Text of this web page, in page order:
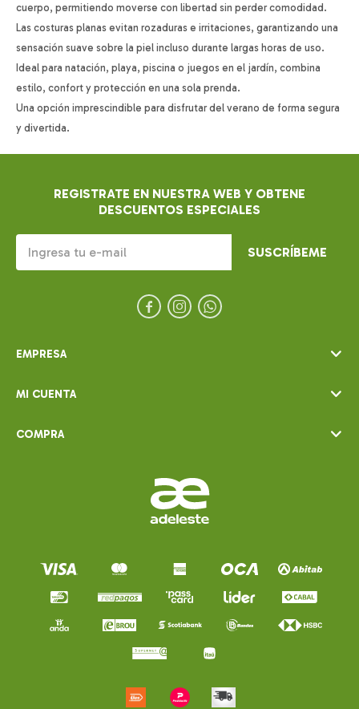
cuerpo, permitiendo moverse con libertad sin perder comodidad.
Las costuras planas evitan rozaduras e irritaciones, garantizando una
sensación suave sobre la piel incluso durante largas horas de uso.
Ideal para natación, playa, piscina o juegos en el jardín, combina
estilo, confort y protección en una sola prenda.
Una opción imprescindible para disfrutar del verano de forma segura
y divertida.
EMPRESA
MI CUENTA
COMPRA
REGISTRATE EN NUESTRA WEB Y OBTENE
DESCUENTOS ESPECIALES
SUSCRÍBEME
  